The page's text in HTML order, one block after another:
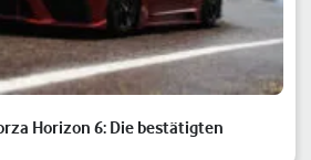
Horizon 6: Die bestätigten